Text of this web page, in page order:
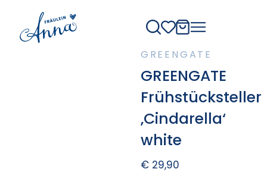
GREENGATE
GREENGATE
Frühstücksteller
‚Cindarella‘
white
€29,90